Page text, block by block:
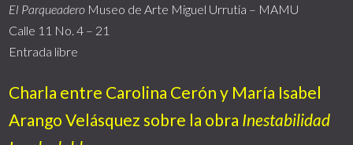
El Parqueadero Museo de Arte Miguel Urrutia – MAMU
Calle 11 No. 4 – 21
Entrada libre
Charla entre Carolina Cerón y María Isabel
Arango Velásquez sobre la obra Inestabilidad